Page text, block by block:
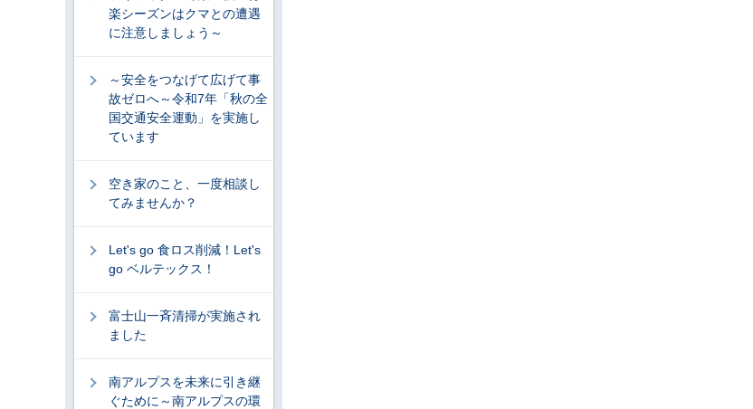
楽シーズンはクマとの遭遇
に注意しましょう～
～安全をつなげて広げて事
故ゼロへ～令和7年「秋の全
国交通安全運動」を実施し
ています
空き家のこと、一度相談し
てみませんか？
Let's go 食ロス削減！Let's
go ベルテックス！
富士山一斉清掃が実施され
ました
南アルプスを未来に引き継
ぐために～南アルプスの環